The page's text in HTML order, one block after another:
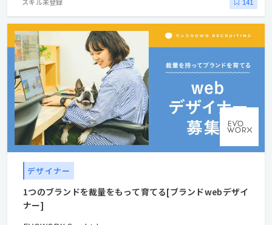
141
デザイナー
1つのブランドを裁量をもって育てる[ブランドwebデザイ
ナー]